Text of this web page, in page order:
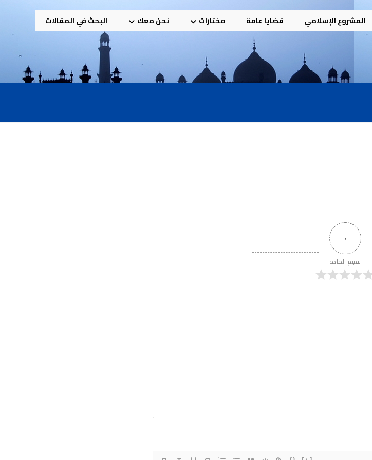
المشروع الإسلامي قضايا عامة مختارات نحن معك البحث في المقالات
٠
تقييم المادة